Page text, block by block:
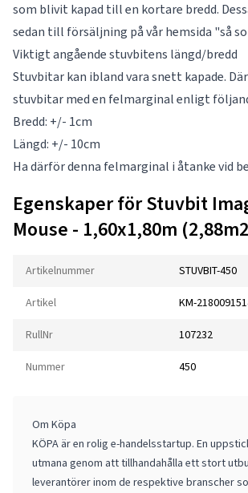
som blivit kapad till en kortare bredd.
sedan till försäljning på vår hemsida "så
Viktigt angående stuvbitens längd/bredd
Stuvbitar kan ibland vara snett kapade.
stuvbitar med en felmarginal enligt
Bredd: +/- 1cm
Längd: +/- 10cm
Ha därför denna felmarginal i åtanke vid
Egenskaper för Stuvbit
Mouse - 1,60x1,80m
Artikelnummer STUVBIT-450
Artikel KM-
RullNr 107232
Nummer 450
Om Köpa
KÖPA är en rolig e-handelsstartup. En
utmana genom att tillhandahålla ett stort
leverantörer inom de respektive branscher